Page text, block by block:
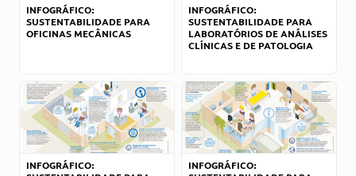
INFOGRÁFICO:
SUSTENTABILIDADE PARA
OFICINAS MECÂNICAS
INFOGRÁFICO:
SUSTENTABILIDADE PARA
LABORATÓRIOS DE ANÁLISES
CLÍNICAS E DE PATOLOGIA
INFOGRÁFICO:
INFOGRÁFICO: